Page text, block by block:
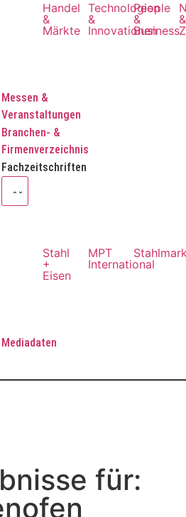
Handel
&
Märkte
Technologien
&
Innovationen
People
&
Business
&
Messen &
Veranstaltungen
Branchen- &
Firmenverzeichnis
Fachzeitschriften
Stahl
+
Eisen
MPT
International
Mediadaten
für: